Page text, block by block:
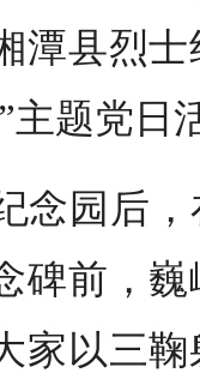
潭县烈
主题党日
念园后
碑前，
家以三